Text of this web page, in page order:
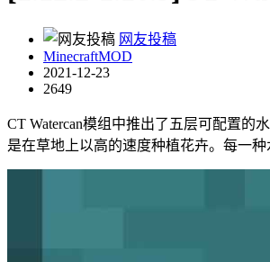
网友投稿
MinecraftMOD
2021-12-23
2649
CT Watercan模组中推出了五层可配置
是在草地上以高的速度种植花卉。每一